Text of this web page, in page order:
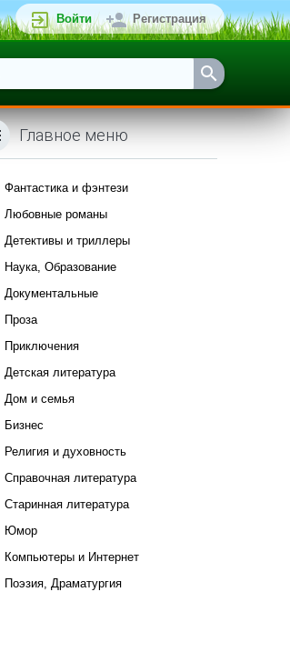
Войти Регистрация
Главное меню
Фантастика и фэнтези
Любовные романы
Детективы и триллеры
Наука, Образование
Документальные
Проза
Приключения
Детская литература
Дом и семья
Бизнес
Религия и духовность
Справочная литература
Старинная литература
Юмор
Компьютеры и Интернет
Поэзия, Драматургия